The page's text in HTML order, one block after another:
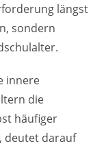
längst
sondern
innere
die
häufiger
deutet darauf